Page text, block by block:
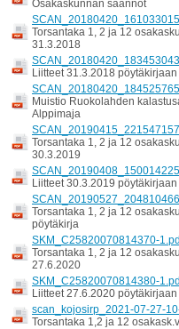
Osakaskunnan säännöt
Torsantaka 1, 2 ja 12
31.3.2018
Liitteet 31.3.2018 pöytäkirjaan
Muistio Ruokolahden
Alppimaja
Torsantaka 1, 2 ja 12
30.3.2019
Liitteet 30.3.2019 pöytäkirjaan
Torsantaka 1, 2 ja 12
pöytäkirja
SKM_C25820070814370-
Torsantaka 1, 2 ja 12
27.6.2020
SKM_C25820070814380-
Liitteet 27.6.2020 pöytäkirjaan
scan_kojosirp_2021-07-27-
Torsantaka 1,2 ja 12